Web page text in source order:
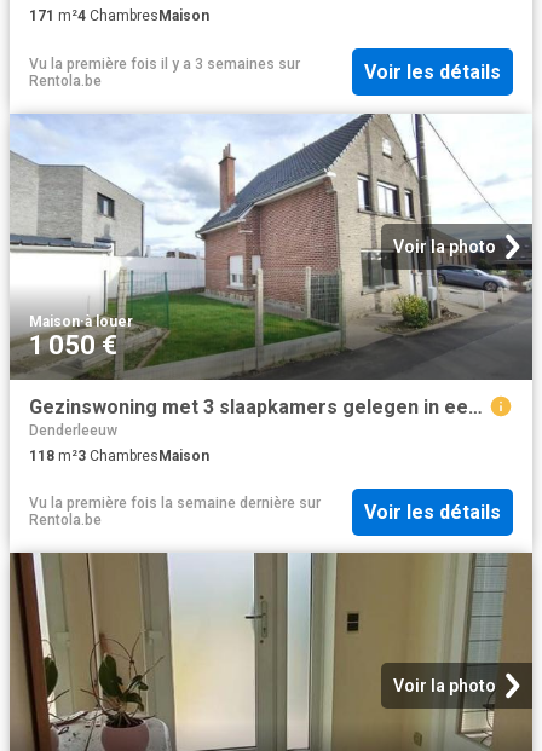
171 m²4 Chambres Maison
Vu la première fois il y a 3 semaines sur
Rentola.be
Voir les détails
Voir la photo
Maison·à louer
1 050 €
Gezinswoning met 3 slaapkamers gelegen in een rustige str.
Denderleeuw
118 m²3 ChambresMaison
Vu la première fois la semaine dernière sur
Rentola.be
Voir les détails
Voir la photo